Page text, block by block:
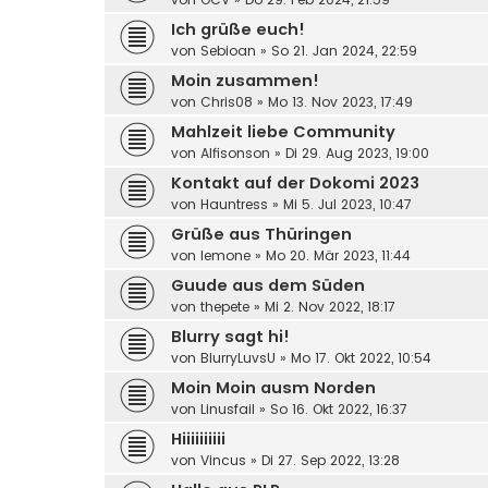
Ich grüße euch!
von Sebioan » So 21. Jan 2024, 22:59
Moin zusammen!
von Chris08 » Mo 13. Nov 2023, 17:49
Mahlzeit liebe Community
von Alfisonson » Di 29. Aug 2023, 19:00
Kontakt auf der Dokomi 2023
von Hauntress » Mi 5. Jul 2023, 10:47
Grüße aus Thüringen
von lemone » Mo 20. Mär 2023, 11:44
Guude aus dem Süden
von thepete » Mi 2. Nov 2022, 18:17
Blurry sagt hi!
von BlurryLuvsU » Mo 17. Okt 2022, 10:54
Moin Moin ausm Norden
von Linusfail » So 16. Okt 2022, 16:37
Hiiiiiiiiii
von Vincus » Di 27. Sep 2022, 13:28